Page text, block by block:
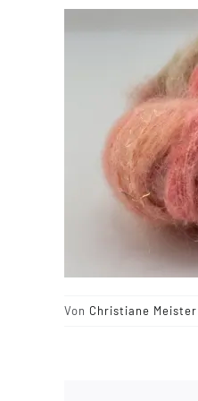
Von Christiane Meister